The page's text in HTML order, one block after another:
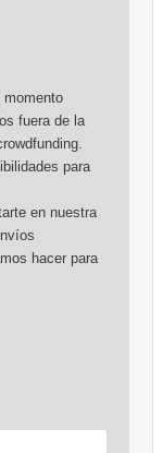
fuera de la
para
en nuestra
hacer para